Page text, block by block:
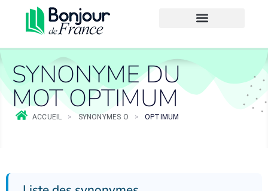
SYNONYME DU
MOT OPTIMUM
ACCUEIL > SYNONYMES O > OPTIMUM